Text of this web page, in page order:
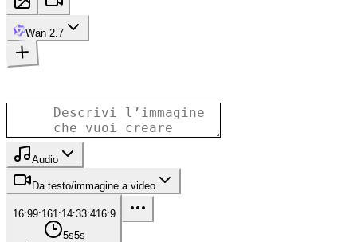
Wan 2.7
Audio
Da testo/immagine a video
16:99:161:1 4:33:416:9
5s5s